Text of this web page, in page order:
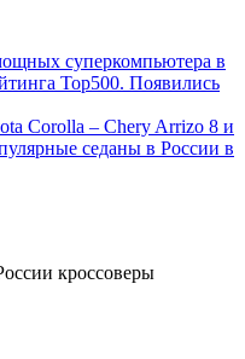
суперкомпьютера в
Top500. Появились
Corolla – Chery Arrizo 8 и
седаны в России в